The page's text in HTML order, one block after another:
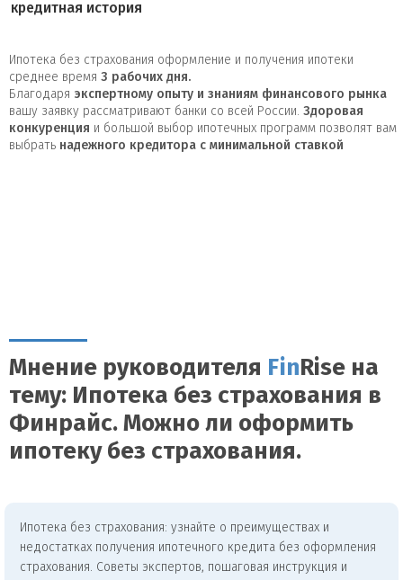
кредитная история
Ипотека без страхования оформление и получения ипотеки
среднее время 3 рабочих дня.
Благодаря экспертному опыту и знаниям финансового рынка
вашу заявку рассматривают банки со всей России. Здоровая
конкуренция и большой выбор ипотечных программ позволят вам
выбрать надежного кредитора с минимальной ставкой
Мнение руководителя Fin Rise на
тему: Ипотека без страхования в
Финрайс. Можно ли оформить
ипотеку без страхования.
Ипотека без страхования: узнайте о преимуществах и
недостатках получения ипотечного кредита без оформления
страхования. Советы экспертов, пошаговая инструкция и